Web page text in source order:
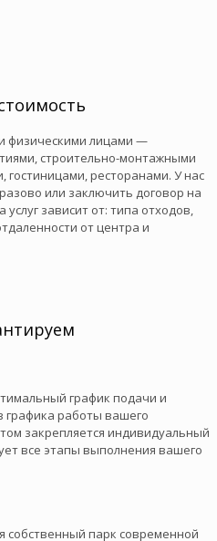
физическими лицами —
строительно-монтажными
гостиницами, ресторанами. У нас
или заключить договор на
зависит от: типа отходов,
от центра и
график подачи и
графика работы вашего
закрепляется индивидуальный
все этапы выполнения вашего
парк современной